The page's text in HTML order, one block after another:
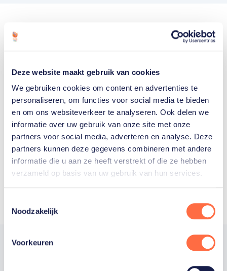
Deze website maakt gebruik van cookies
We gebruiken cookies om content en advertenties te
personaliseren, om functies voor social media te bieden
en om ons websiteverkeer te analyseren. Ook delen we
informatie over uw gebruik van onze site met onze
partners voor social media, adverteren en analyse. Deze
partners kunnen deze gegevens combineren met andere
informatie die u aan ze heeft verstrekt of die ze hebben
verzameld op basis van uw gebruik van hun services.
Noodzakelijk
Voorkeuren
Welke Nederlanders hebben er
ooit meegedaan aan de
Olympische Spelen?